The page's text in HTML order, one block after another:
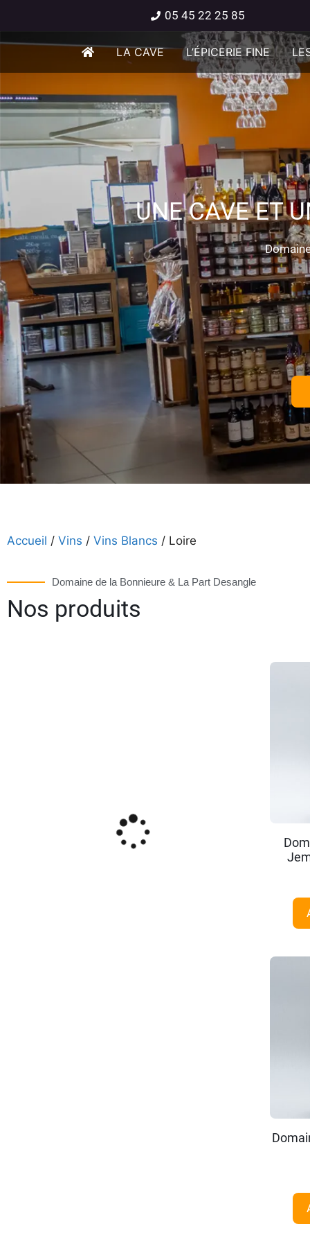
05 45 22 25 85
LA CAVE L’ÉPICERIE FINE
UNE CAVE ET
Accueil / Vins / Vins Blancs / Loire
Domaine de la Bonnieure & La Part Desangle
Nos produits